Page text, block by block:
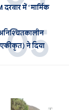
में ‘मार्मिक
ने दिया